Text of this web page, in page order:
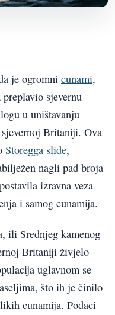
je ogromni cunami,
sjevernu
u uništavanju
Britaniji. Ova
Storegga slide,
nagli pad broja
izravna veza
i samog cunamija.
ili Srednjeg kamenog
Britaniji živjelo
uglavnom se
što ih je činilo
cunamija. Podaci